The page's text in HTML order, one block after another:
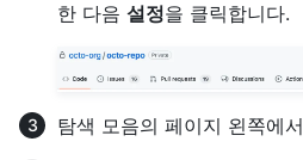
한 다음 설정을 클릭합니다.
탐색 모음의 페이지 왼쪽에서